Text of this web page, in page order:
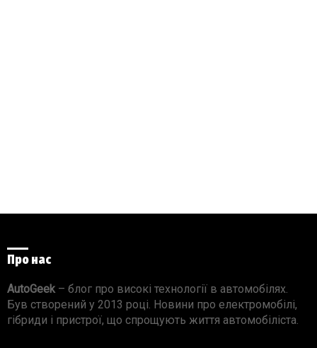
Про нас
AutoGeek– блог про високі технології в автомобілях.
Був створений у 2013 році. Новини про електромобілі,
гібриди і пристрої, що спрощують життя автомобіліста.